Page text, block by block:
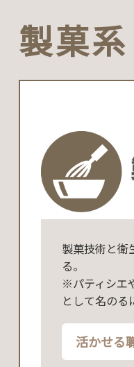
製菓系
製菓技術と衛
る。
※パティシエ
として名のる
活かせる